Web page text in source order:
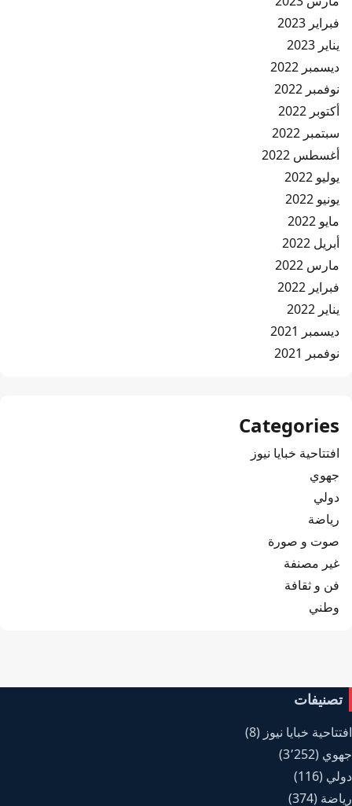
فبراير 2023
يناير 2023
ديسمبر 2022
نوفمبر 2022
أكتوبر 2022
سبتمبر 2022
أغسطس 2022
يوليو 2022
يونيو 2022
مايو 2022
أبريل 2022
مارس 2022
فبراير 2022
يناير 2022
ديسمبر 2021
نوفمبر 2021
Categories
افتتاحية خبايا نيوز
جهوي
دولي
رياضة
صوت و صورة
غير مصنفة
فن و ثقافة
وطني
تصنيفات
افتتاحية خبايا نيوز (8)
جهوي (3٬252)
دولي (116)
رياضة (374)